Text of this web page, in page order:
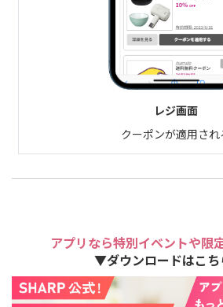
レジ画面
クーポンが適用され
アプリなら特別イベントや限
▼ダウンロードはこち